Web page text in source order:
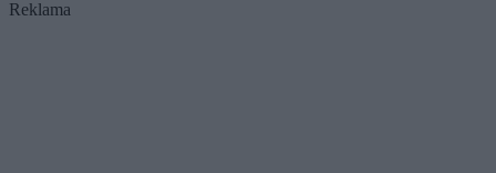
Reklama